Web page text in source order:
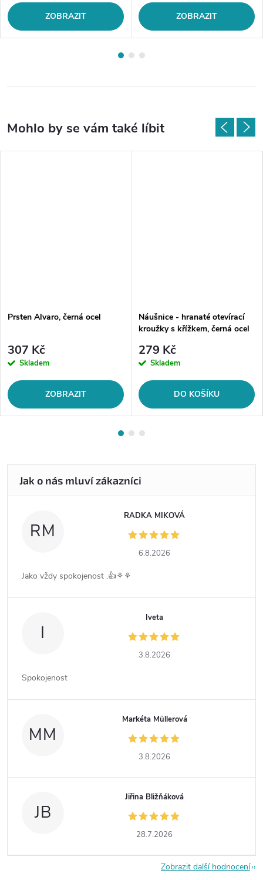
ZOBRAZIT ZOBRAZIT
Prsten Alvaro, černá ocel
307 Kč
Skladem
ZOBRAZIT
Náušnice - hranaté otevírací
kroužky s křížkem, černá ocel
279 Kč
Skladem
DO KOŠÍKU
RM
RADKA MIKOVÁ
6.8.2026
Jako vždy spokojenost .👍⚘️⚘️
I
Iveta
3.8.2026
Spokojenost
MM
Markéta Müllerová
3.8.2026
JB
Jiřina Bližňáková
28.7.2026
Zobrazit další hodnocení